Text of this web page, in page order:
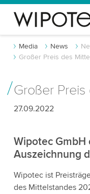
Media News
Großer Preis des
Großer
27.09.2022
Wipotec
Auszeichnung
Wipotec ist
des Mittelstandes